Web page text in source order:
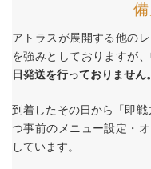
アトラスが展開する他の
を強みとしておりますが、
日発送を行っておりません。
到着したその日から「即
つ事前のメニュー設定・
しています。